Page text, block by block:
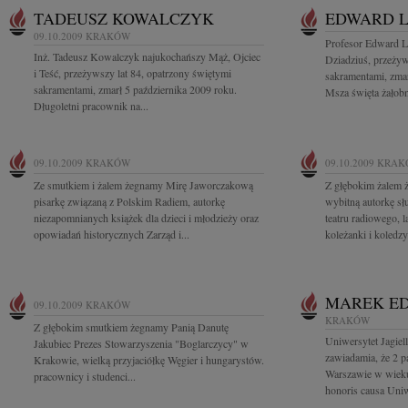
TADEUSZ KOWALCZYK
09.10.2009 KRAKÓW
Inż. Tadeusz Kowalczyk najukochańszy Mąż, Ojciec
i Teść, przeżywszy lat 84, opatrzony świętymi
sakramentami, zmarł 5 października 2009 roku.
Długoletni pracownik na...
EDWARD
Profesor Edward
Dziadziuś,
sakramentami,
Msza święta
09.10.2009 KRAKÓW
Ze smutkiem i żalem żegnamy Mirę Jaworczakową
pisarkę związaną z Polskim Radiem, autorkę
niezapomnianych książek dla dzieci i młodzieży oraz
opowiadań historycznych Zarząd i...
09.10.2009
Z głębokim żalem
wybitną autorkę
teatru radiowego,
koleżanki i
09.10.2009 KRAKÓW
Z głębokim smutkiem żegnamy Panią Danutę
Jakubiec Prezes Stowarzyszenia "Boglarczycy" w
Krakowie, wielką przyjaciółkę Węgier i hungarystów.
pracownicy i studenci...
MAREK
KRAKÓW
Uniwersytet
zawiadamia, że 2
Warszawie w
honoris causa